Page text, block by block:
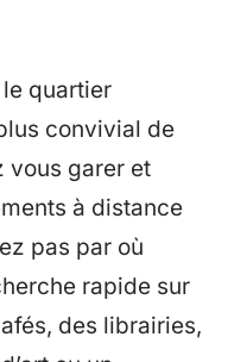
quartier
convivial de
vous garer et
à distance
pas par où
rapide sur
des librairies,